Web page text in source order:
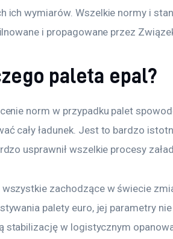
ich wymiarów. Wszelkie normy i
i propagowane przez
paleta epal?
norm w przypadku palet
cały ładunek. Jest to bardzo
usprawnił wszelkie procesy
wszystkie zachodzące w świecie
palety euro, jej parametry
stabilizację w logistycznym